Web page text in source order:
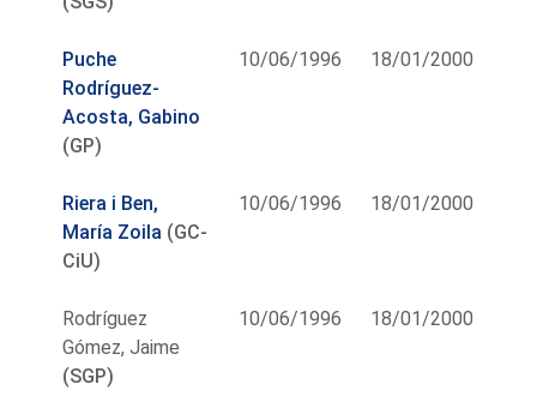
Puche
Rodríguez-
Acosta, Gabino
(GP)
10/06/1996 18/01/2000
Riera i Ben,
María Zoila (GC-
CiU)
10/06/1996 18/01/2000
Rodríguez
Gómez, Jaime
(SGP)
10/06/1996 18/01/2000